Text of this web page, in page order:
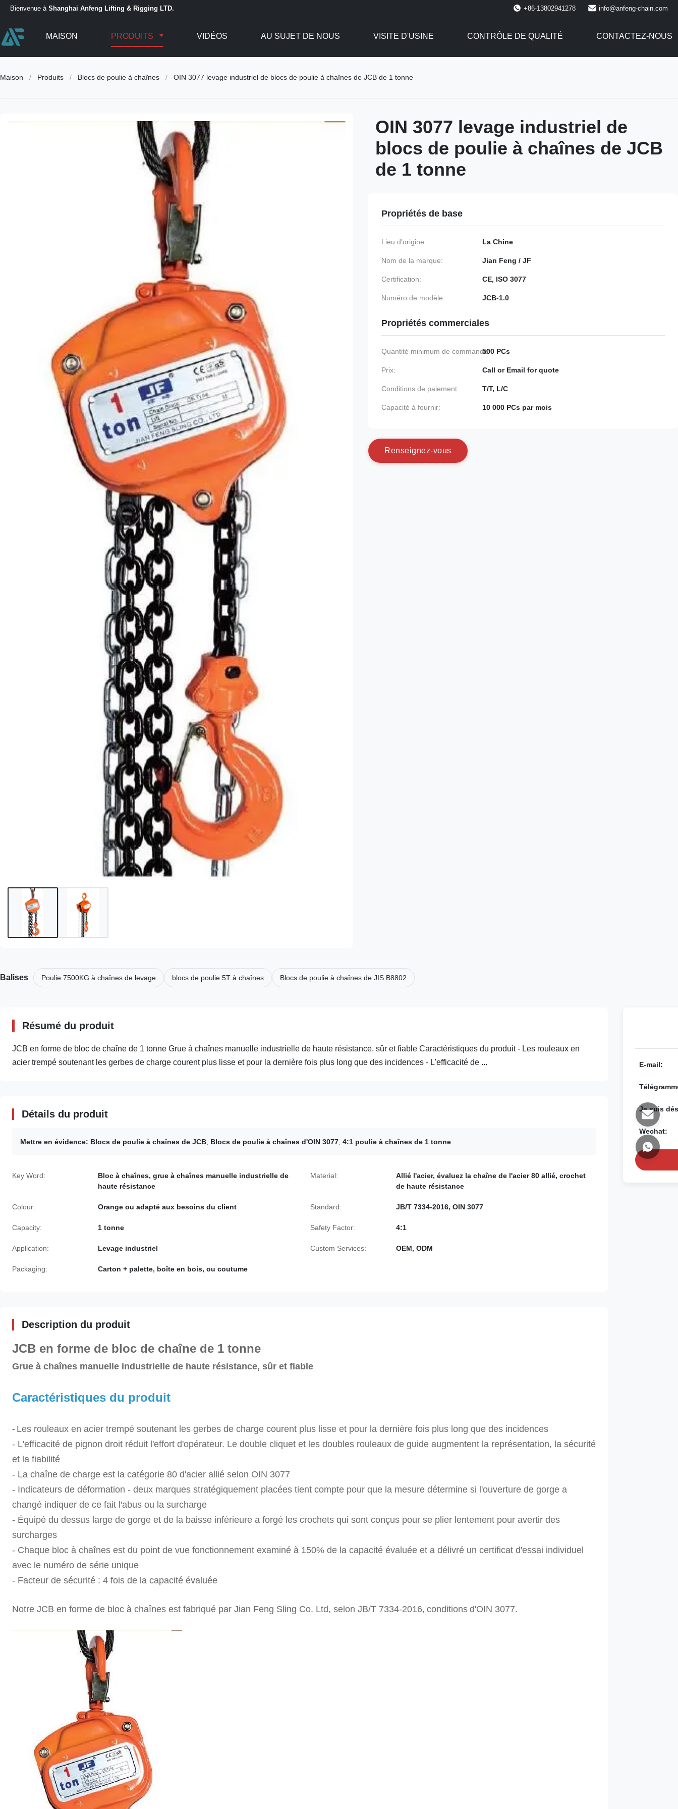
Bienvenue à Shanghai Anfeng Lifting & Rigging LTD. +86-13802941278 info@anfeng-chain.com
MAISON PRODUITS VIDÉOS AU SUJET DE NOUS VISITE D'USINE CONTRÔLE DE QUALITÉ CONTACTEZ-NOUS
Maison / Produits / Blocs de poulie à chaînes / OIN 3077 levage industriel de blocs de poulie à chaînes de JCB de 1 tonne
OIN 3077 levage industriel de
blocs de poulie à chaînes de JCB
de 1 tonne
Propriétés de base
Lieu d'origine: La Chine
Nom de la marque: Jian Feng / JF
Certification: CE, ISO 3077
Numéro de modèle: JCB-1.0
Propriétés commerciales
Quantité minimum de commande:500 PCs
Prix: Call or Email for quote
Conditions de paiement: T/T, L/C
Capacité à fournir: 10 000 PCs par mois
Renseignez-vous
Balises Poulie 7500KG à chaînes de levage blocs de poulie 5T à chaînes Blocs de poulie à chaînes de JIS B8802
Résumé du produit
JCB en forme de bloc de chaîne de 1 tonne Grue à chaînes manuelle industrielle de haute résistance, sûr et fiable Caractéristiques du produit - Les rouleaux en
acier trempé soutenant les gerbes de charge courent plus lisse et pour la dernière fois plus long que des incidences - L'efficacité de ...
Détails du produit
Mettre en évidence: Blocs de poulie à chaînes de JCB Blocs de poulie à chaînes d'OIN 3077 4:1 poulie à chaînes de 1 tonne
Key Word:
Bloc à chaînes, grue à chaînes manuelle industrielle de
haute résistance
Material:
Allié l'acier, évaluez la chaîne de l'acier 80 allié, crochet
de haute résistance
Colour: Orange ou adapté aux besoins du client Standard: JB/T 7334-2016, OIN 3077
Capacity: 1 tonne Safety Factor: 4:1
Application: Levage industriel Custom Services: OEM, ODM
Packaging: Carton + palette, boîte en bois, ou coutume
Description du produit
JCB en forme de bloc de chaîne de 1 tonne
Grue à chaînes manuelle industrielle de haute résistance, sûr et fiable
Caractéristiques du produit
- Les rouleaux en acier trempé soutenant les gerbes de charge courent plus lisse et pour la dernière fois plus long que des incidences
- L'efficacité de pignon droit réduit l'effort d'opérateur. Le double cliquet et les doubles rouleaux de guide augmentent la représentation, la sécurité
et la fiabilité
- La chaîne de charge est la catégorie 80 d'acier allié selon OIN 3077
- Indicateurs de déformation - deux marques stratégiquement placées tient compte pour que la mesure détermine si l'ouverture de gorge a
changé indiquer de ce fait l'abus ou la surcharge
- Équipé du dessus large de gorge et de la baisse inférieure a forgé les crochets qui sont conçus pour se plier lentement pour avertir des
surcharges
- Chaque bloc à chaînes est du point de vue fonctionnement examiné à 150% de la capacité évaluée et a délivré un certificat d'essai individuel
avec le numéro de série unique
- Facteur de sécurité : 4 fois de la capacité évaluée
Notre JCB en forme de bloc à chaînes est fabriqué par Jian Feng Sling Co. Ltd, selon JB/T 7334-2016, conditions d'OIN 3077.
E-mail:
Je suis
Wechat: